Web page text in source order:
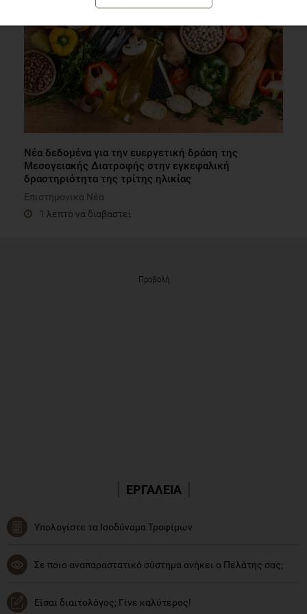
Νέα δεδομένα για την ευεργετική δράση της
Μεσογειακής Διατροφής στην εγκεφαλική
δραστηριότητα της τρίτης ηλικίας
Επιστημονικά Νέα
1 λεπτό να διαβαστεί
Προβολή
ΕΡΓΑΛΕΙΑ
Υπολογίστε τα Ισοδύναμα Τροφίμων
Σε ποιο αναπαραστατικό σύστημα ανήκει ο Πελάτης σας;
Είσαι διαιτολόγος; Γίνε καλύτερος!